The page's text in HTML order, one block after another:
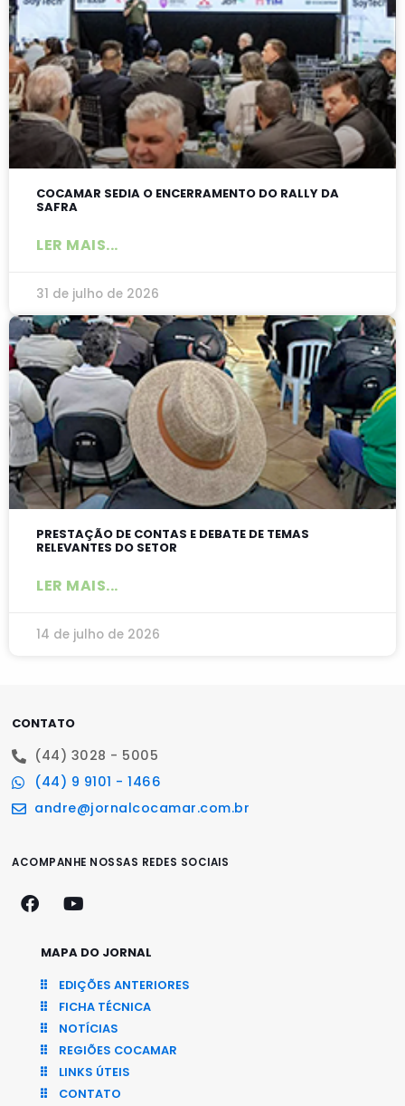
COCAMAR SEDIA O ENCERRAMENTO DO RALLY DA
SAFRA
LER MAIS...
31 de julho de 2026
PRESTAÇÃO DE CONTAS E DEBATE DE TEMAS
RELEVANTES DO SETOR
LER MAIS...
14 de julho de 2026
CONTATO
(44) 3028 - 5005
(44) 9 9101 - 1466
andre@jornalcocamar.com.br
ACOMPANHE NOSSAS REDES SOCIAIS
MAPA DO JORNAL
EDIÇÕES ANTERIORES
FICHA TÉCNICA
NOTÍCIAS
REGIÕES COCAMAR
LINKS ÚTEIS
CONTATO